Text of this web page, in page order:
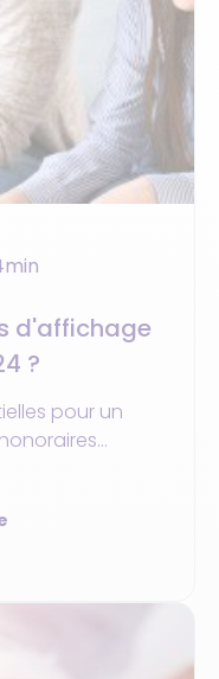
d'affichage
?
pour un
vous
des acheteurs
vos